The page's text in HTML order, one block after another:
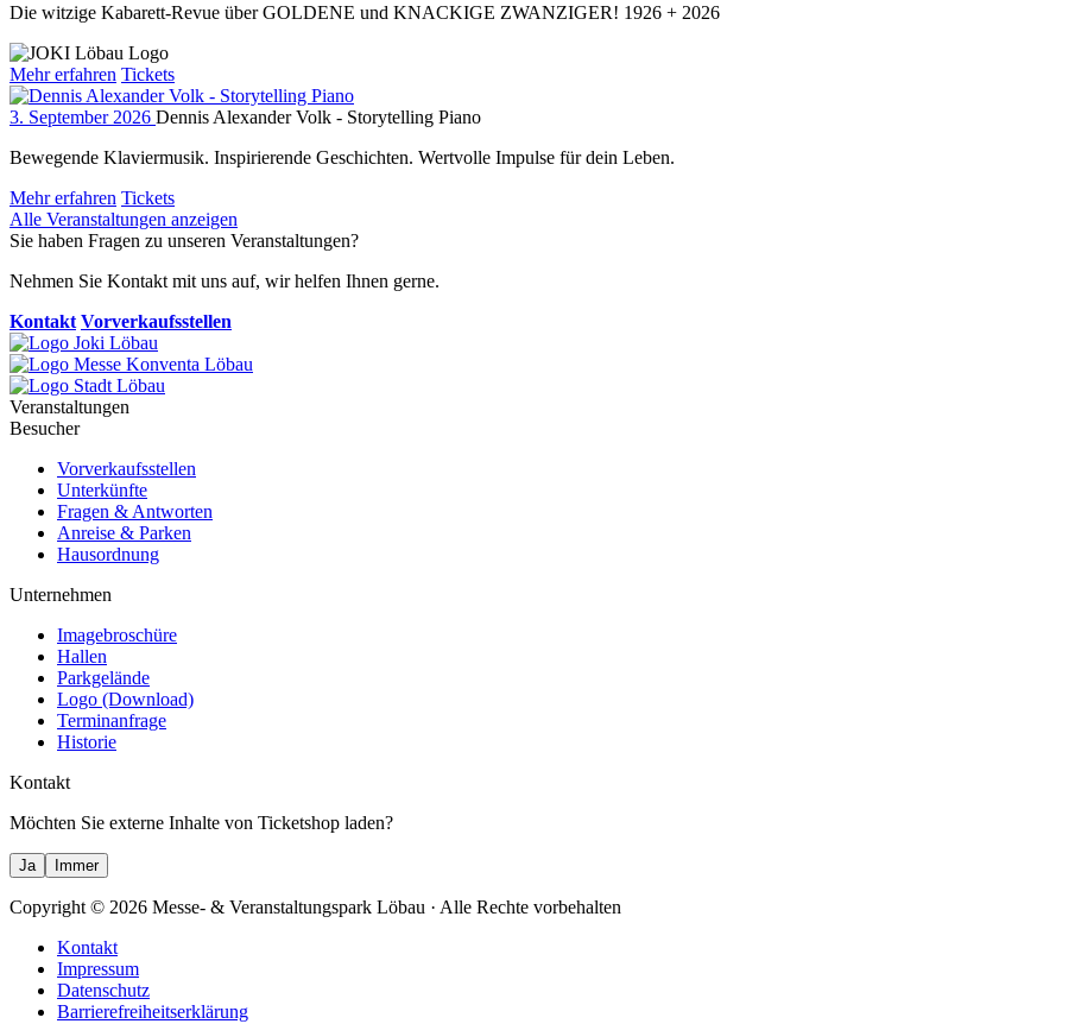
Die witzige Kabarett-Revue über GOLDENE und KNACKIGE ZWANZIGER! 1926 + 2026
Mehr erfahren Tickets
3. September 2026 Dennis Alexander Volk - Storytelling Piano
Bewegende Klaviermusik. Inspirierende Geschichten. Wertvolle Impulse für dein Leben.
Mehr erfahren Tickets
Alle Veranstaltungen anzeigen
Sie haben Fragen zu unseren Veranstaltungen?
Nehmen Sie Kontakt mit uns auf, wir helfen Ihnen gerne.
Kontakt Vorverkaufsstellen
Veranstaltungen
Besucher
Vorverkaufsstellen
Unterkünfte
Fragen & Antworten
Anreise & Parken
Hausordnung
Unternehmen
Imagebroschüre
Hallen
Parkgelände
Logo (Download)
Terminanfrage
Historie
Kontakt
Möchten Sie externe Inhalte von Ticketshop laden?
Ja Immer
Copyright © 2026 Messe- & Veranstaltungspark Löbau · Alle Rechte vorbehalten
Kontakt
Impressum
Datenschutz
Barrierefreiheitserklärung